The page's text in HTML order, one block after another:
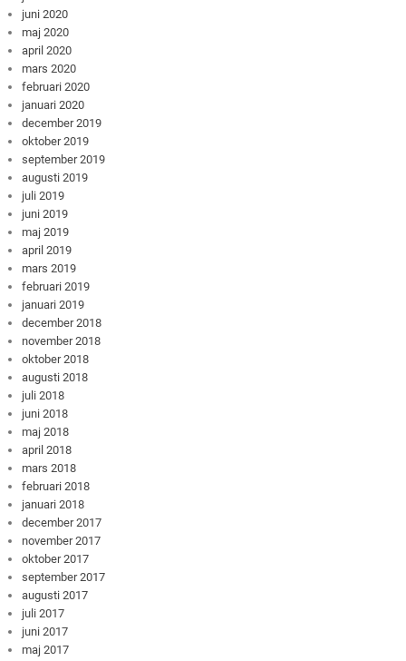
juni 2020
maj 2020
april 2020
mars 2020
februari 2020
januari 2020
december 2019
oktober 2019
september 2019
augusti 2019
juli 2019
juni 2019
maj 2019
april 2019
mars 2019
februari 2019
januari 2019
december 2018
november 2018
oktober 2018
augusti 2018
juli 2018
juni 2018
maj 2018
april 2018
mars 2018
februari 2018
januari 2018
december 2017
november 2017
oktober 2017
september 2017
augusti 2017
juli 2017
juni 2017
maj 2017